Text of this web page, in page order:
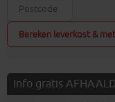
Bereken leverkost &
Info gratis